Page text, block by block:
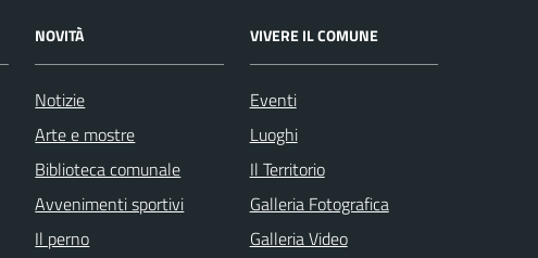
NOVITÀ
Notizie
Arte e mostre
Biblioteca comunale
Avvenimenti sportivi
Il perno
VIVERE IL COMUNE
Eventi
Luoghi
Il Territorio
Galleria Fotografica
Galleria Video